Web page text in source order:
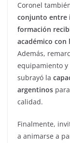
Coronel
conjunto entre
formación
académico con
Además,
equipamiento
subrayó la
argentinos
calidad.
Finalmente,
a animarse a